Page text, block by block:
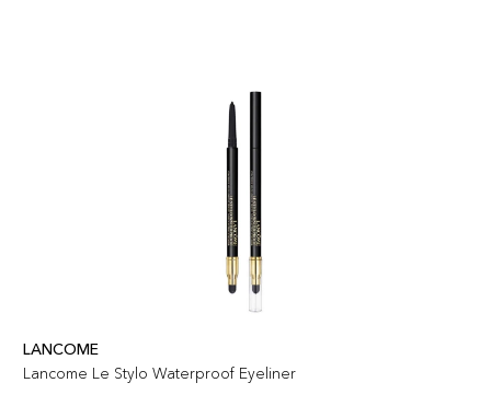
LANCOME
Lancome Le Stylo Waterproof Eyeliner